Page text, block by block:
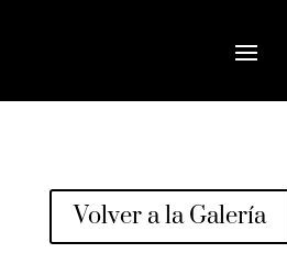
Volver a la Galería